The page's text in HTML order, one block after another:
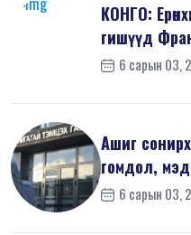
КОНГО:
гишүүд
6 сарын 03,
Ашиг
гомдол,
6 сарын 03,